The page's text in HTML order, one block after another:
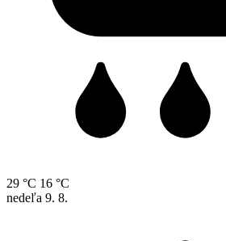
29 °C 16 °C
nedeľa 9. 8.